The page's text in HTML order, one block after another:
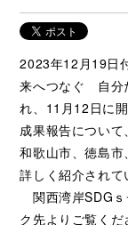
2023年12月19日
来へつなぐ 自分
れ、11月12日に
成果報告について
和歌山市、徳島
詳しく紹介されて
関西湾岸SDGｓ
ク先よりご覧くだ